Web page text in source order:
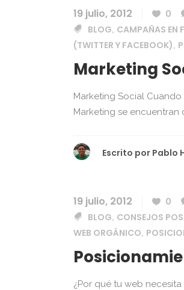
19 julio, 2012 0
BLOG, CAMPAÑAS EN
(TWITTER Y FACEBOOK),
Marketing
Marketing Social
Marketing se encuentran
Escrito por Pablo
19 julio, 2012 0
BLOG, CONSEJOS
WEB ORGÁNICO,
¿Por qué tu web